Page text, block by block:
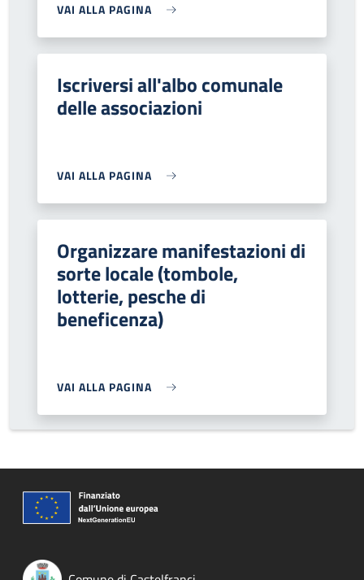
VAI ALLA PAGINA
Iscriversi all'albo comunale
delle associazioni
VAI ALLA PAGINA
Organizzare manifestazioni di
sorte locale (tombole,
lotterie, pesche di
beneficenza)
VAI ALLA PAGINA